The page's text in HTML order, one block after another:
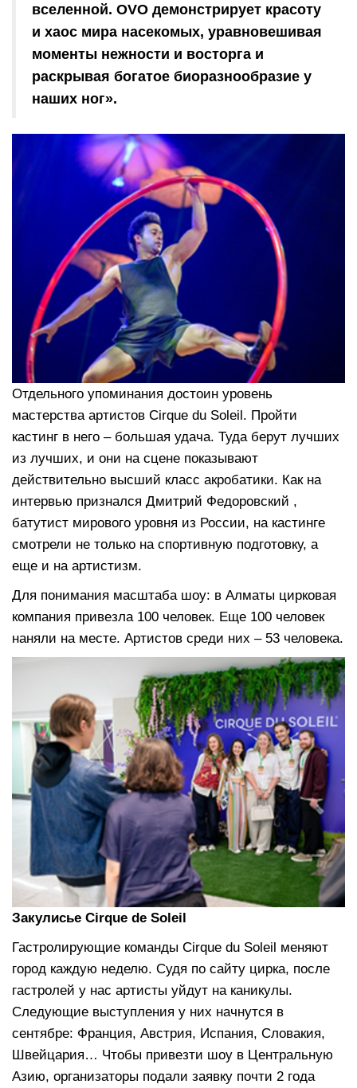
вселенной. OVO демонстрирует красоту
и хаос мира насекомых, уравновешивая
моменты нежности и восторга и
раскрывая богатое биоразнообразие у
наших ног».
Отдельного упоминания достоин уровень
мастерства артистов Cirque du Soleil. Пройти
кастинг в него – большая удача. Туда берут лучших
из лучших, и они на сцене показывают
действительно высший класс акробатики. Как на
интервью признался Дмитрий Федоровский ,
батутист мирового уровня из России, на кастинге
смотрели не только на спортивную подготовку, а
еще и на артистизм.
Для понимания масштаба шоу: в Алматы цирковая
компания привезла 100 человек. Еще 100 человек
наняли на месте. Артистов среди них – 53 человека.
Закулисье Cirque de Soleil
Гастролирующие команды Cirque du Soleil меняют
город каждую неделю. Судя по сайту цирка, после
гастролей у нас артисты уйдут на каникулы.
Следующие выступления у них начнутся в
сентябре: Франция, Австрия, Испания, Словакия,
Швейцария… Чтобы привезти шоу в Центральную
Азию, организаторы подали заявку почти 2 года